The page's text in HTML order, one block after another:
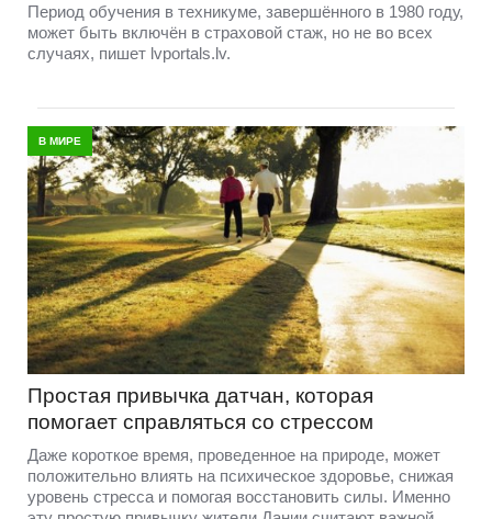
Период обучения в техникуме, завершённого в 1980 году,
может быть включён в страховой стаж, но не во всех
случаях, пишет lvportals.lv.
В МИРЕ
Простая привычка датчан, которая
помогает справляться со стрессом
Даже короткое время, проведенное на природе, может
положительно влиять на психическое здоровье, снижая
уровень стресса и помогая восстановить силы. Именно